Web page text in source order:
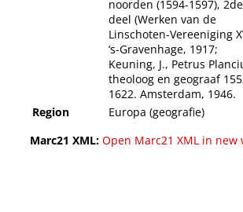
noorden (1594-1597), 2de
deel (Werken van de
Linschoten-Vereeniging
‘s-Gravenhage, 1917;
Keuning, J., Petrus
theoloog en geograaf
1622. Amsterdam, 1946.
Region Europa (geografie)
Marc21 XML: Open Marc21 XML in new